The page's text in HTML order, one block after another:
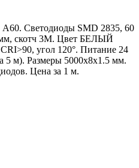
A60. Светодиоды SMD 2835, 60
скотч 3M. Цвет БЕЛЫЙ
угол 120°. Питание 24
5 м). Размеры 5000x8x1.5 мм.
Цена за 1 м.